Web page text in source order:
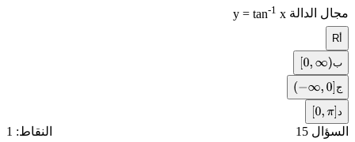
مجال الدالة
y = tan-1x
R
ب [0 ,∞)
ج
(−∞,0]
[0 π]
السؤال 15
النقاط: 1